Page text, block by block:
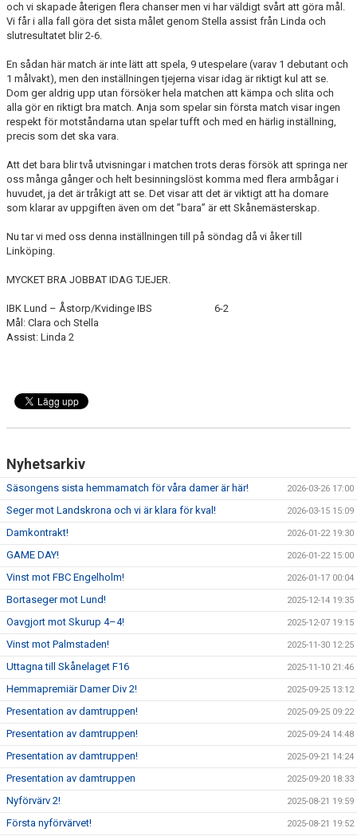
och vi skapade återigen flera chanser men vi har väldigt svårt att göra mål.
Vi får i alla fall göra det sista målet genom Stella assist från Linda och
slutresultatet blir 2-6.
En sådan här match är inte lätt att spela, 9 utespelare (varav 1 debutant och
1 målvakt), men den inställningen tjejerna visar idag är riktigt kul att se.
Dom ger aldrig upp utan försöker hela matchen att kämpa och slita och
alla gör en riktigt bra match. Anja som spelar sin första match visar ingen
respekt för motståndarna utan spelar tufft och med en härlig inställning,
precis som det ska vara.
Att det bara blir två utvisningar i matchen trots deras försök att springa ner
oss många gånger och helt besinningslöst komma med flera armbågar i
huvudet, ja det är tråkigt att se. Det visar att det är viktigt att ha domare
som klarar av uppgiften även om det ”bara” är ett Skånemästerskap.
Nu tar vi med oss denna inställningen till på söndag då vi åker till
Linköping.
MYCKET BRA JOBBAT IDAG TJEJER.
IBK Lund – Åstorp/Kvidinge IBS 6-2
Mål: Clara och Stella
Assist: Linda 2​
Nyhetsarkiv
Säsongens sista hemmamatch för våra damer är här! 2026-03-26 17:00
Seger mot Landskrona och vi är klara för kval! 2026-03-15 15:09
Damkontrakt! 2026-01-22 19:30
GAME DAY! 2026-01-22 15:00
Vinst mot FBC Engelholm! 2026-01-17 00:04
Bortaseger mot Lund! 2025-12-14 19:35
Oavgjort mot Skurup 4–4! 2025-12-07 19:15
Vinst mot Palmstaden! 2025-11-30 12:25
Uttagna till Skånelaget F16 2025-11-10 21:46
Hemmapremiär Damer Div 2! 2025-09-25 13:12
Presentation av damtruppen! 2025-09-25 09:22
Presentation av damtruppen! 2025-09-24 14:48
Presentation av damtruppen! 2025-09-21 14:24
Presentation av damtruppen 2025-09-20 18:33
Nyförvärv 2! 2025-08-21 19:59
Första nyförvärvet! 2025-08-21 19:52